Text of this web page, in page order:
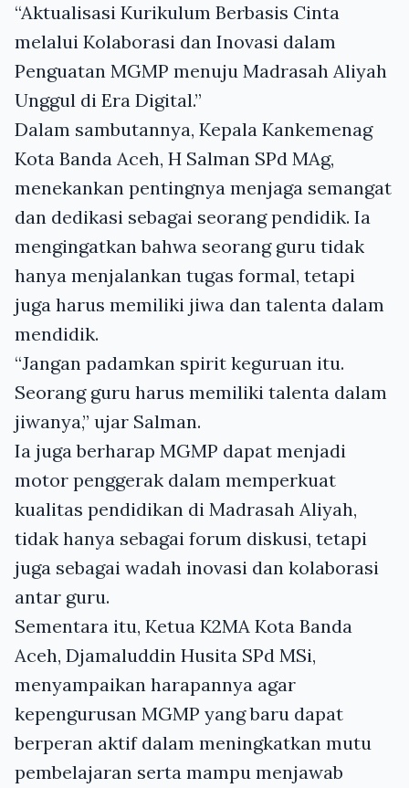
“Aktualisasi Kurikulum Berbasis Cinta
melalui Kolaborasi dan Inovasi dalam
Penguatan MGMP menuju Madrasah Aliyah
Unggul di Era Digital.”
Dalam sambutannya, Kepala Kankemenag
Kota Banda Aceh, H Salman SPd MAg,
menekankan pentingnya menjaga semangat
dan dedikasi sebagai seorang pendidik. Ia
mengingatkan bahwa seorang guru tidak
hanya menjalankan tugas formal, tetapi
juga harus memiliki jiwa dan talenta dalam
mendidik.
“Jangan padamkan spirit keguruan itu.
Seorang guru harus memiliki talenta dalam
jiwanya,” ujar Salman.
Ia juga berharap MGMP dapat menjadi
motor penggerak dalam memperkuat
kualitas pendidikan di Madrasah Aliyah,
tidak hanya sebagai forum diskusi, tetapi
juga sebagai wadah inovasi dan kolaborasi
antar guru.
Sementara itu, Ketua K2MA Kota Banda
Aceh, Djamaluddin Husita SPd MSi,
menyampaikan harapannya agar
kepengurusan MGMP yang baru dapat
berperan aktif dalam meningkatkan mutu
pembelajaran serta mampu menjawab